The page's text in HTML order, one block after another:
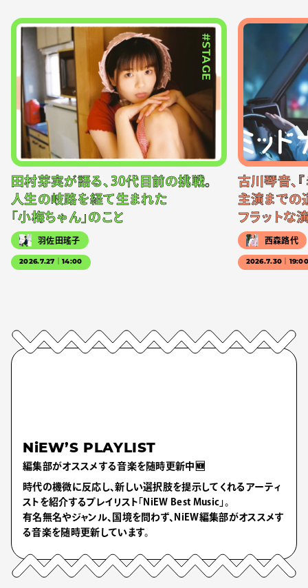
#STAGE
田村芽実が語る、30代目前の挑戦。
人生の岐路を経て生まれた
「小梅ちゃん」のこと
羽佐田瑤子
2026.7.27｜14:00
古川琴音、
主演までの
フラットな
西森路代
2026.7.30｜
NiEW’S PLAYLIST
編集部がオススメする音楽を随時更新中🆕
時代の機微に反応し、新しい選択肢を提示してくれるアーティ
ストを紹介するプレイリスト「NiEW Best Music」。
有名無名やジャンル、国境を問わず、NiEW編集部がオススメす
る音楽を随時更新しています。